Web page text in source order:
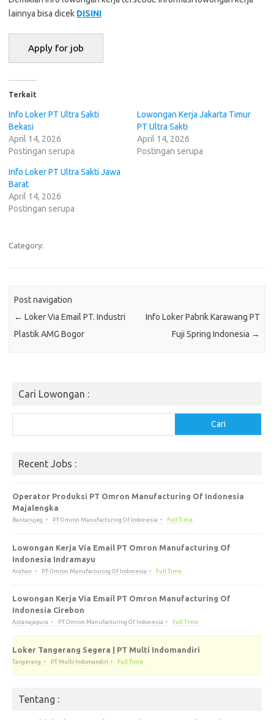
lainnya bisa dicek DISINI
Terkait
Info Loker PT Ultra Sakti
Bekasi
April 14, 2026
Postingan serupa
Lowongan Kerja Jakarta Timur
PT Ultra Sakti
April 14, 2026
Postingan serupa
Info Loker PT Ultra Sakti Jawa
Barat
April 14, 2026
Postingan serupa
Category:
Post navigation
← Loker Via Email PT. Industri
Plastik AMG Bogor
Info Loker Pabrik Karawang PT
Fuji Spring Indonesia →
Cari Lowongan :
Cari
Recent Jobs :
Operator Produksi PT Omron Manufacturing Of Indonesia
Majalengka
Bantarujeg PT Omron Manufacturing Of Indonesia Full Time
Lowongan Kerja Via Email PT Omron Manufacturing Of
Indonesia Indramayu
Arahan PT Omron Manufacturing Of Indonesia Full Time
Lowongan Kerja Via Email PT Omron Manufacturing Of
Indonesia Cirebon
Astanajapura PT Omron Manufacturing Of Indonesia Full Time
Loker Tangerang Segera | PT Multi Indomandiri
Tangerang PT Multi Indomandiri Full Time
Tentang :